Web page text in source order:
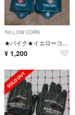
YeLLOW CORN
★バイク★イエローコーン★グローブ★
¥ 1,200